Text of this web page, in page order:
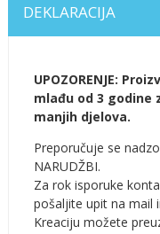
DEKLARACIJA
UPOZORENJE:
mlađu od 3
manjih djelova.
Preporučuje se
NARUDŽBI.
Za rok isporuke
pošaljite upit na mail
Kreaciju možete